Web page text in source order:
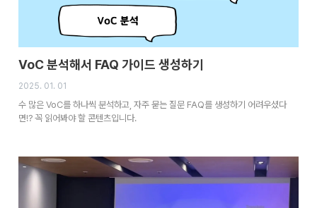
VoC 분석해서 FAQ 가이드 생성하기
2025. 01. 01
수 많은 VoC를 하나씩 분석하고, 자주 묻는 질문 FAQ를 생성하기 어려우셨다
면!? 꼭 읽어봐야 할 콘텐츠입니다.